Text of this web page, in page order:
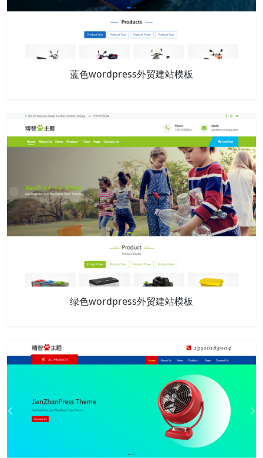
蓝色wordpress外贸建站模板
绿色wordpress外贸建站模板